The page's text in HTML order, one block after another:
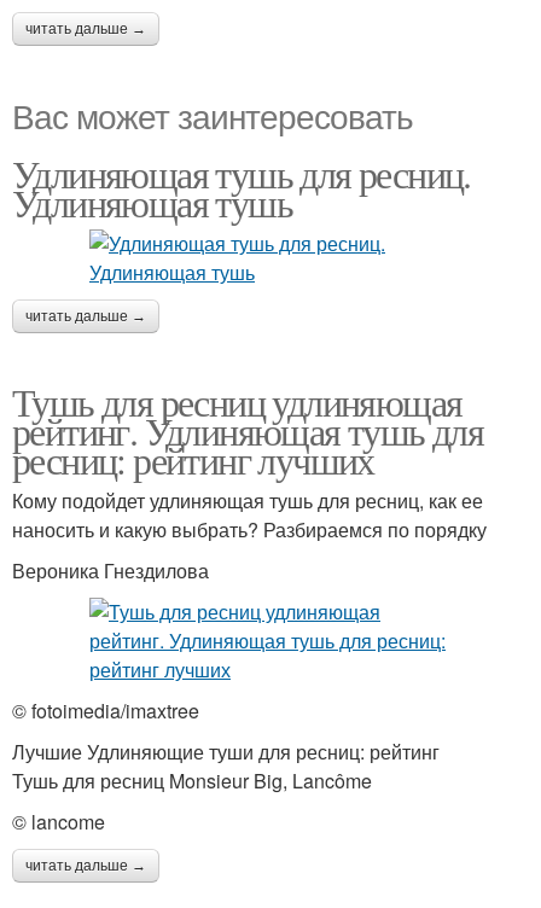
читать дальше →
Вас может заинтересовать
Удлиняющая тушь для ресниц.
Удлиняющая тушь
читать дальше →
Тушь для ресниц удлиняющая
рейтинг. Удлиняющая тушь для
ресниц: рейтинг лучших
Кому подойдет удлиняющая тушь для ресниц, как ее
наносить и какую выбрать? Разбираемся по порядку
Вероника Гнездилова
© fotoimedia/imaxtree
Лучшие Удлиняющие туши для ресниц: рейтинг
Тушь для ресниц Monsieur Big, Lancôme
© lancome
читать дальше →